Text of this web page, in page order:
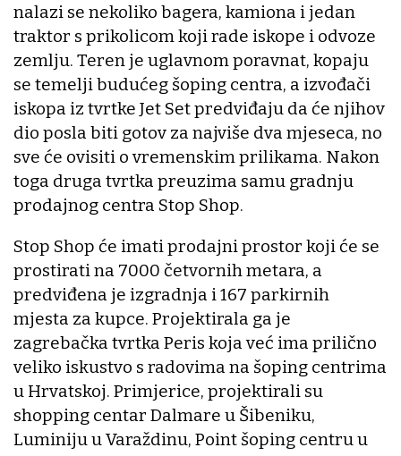
nalazi se nekoliko bagera, kamiona i jedan
traktor s prikolicom koji rade iskope i odvoze
zemlju. Teren je uglavnom poravnat, kopaju
se temelji budućeg šoping centra, a izvođači
iskopa iz tvrtke Jet Set predviđaju da će njihov
dio posla biti gotov za najviše dva mjeseca, no
sve će ovisiti o vremenskim prilikama. Nakon
toga druga tvrtka preuzima samu gradnju
prodajnog centra Stop Shop.
Stop Shop će imati prodajni prostor koji će se
prostirati na 7000 četvornih metara, a
predviđena je izgradnja i 167 parkirnih
mjesta za kupce. Projektirala ga je
zagrebačka tvrtka Peris koja već ima prilično
veliko iskustvo s radovima na šoping centrima
u Hrvatskoj. Primjerice, projektirali su
shopping centar Dalmare u Šibeniku,
Luminiju u Varaždinu, Point šoping centru u